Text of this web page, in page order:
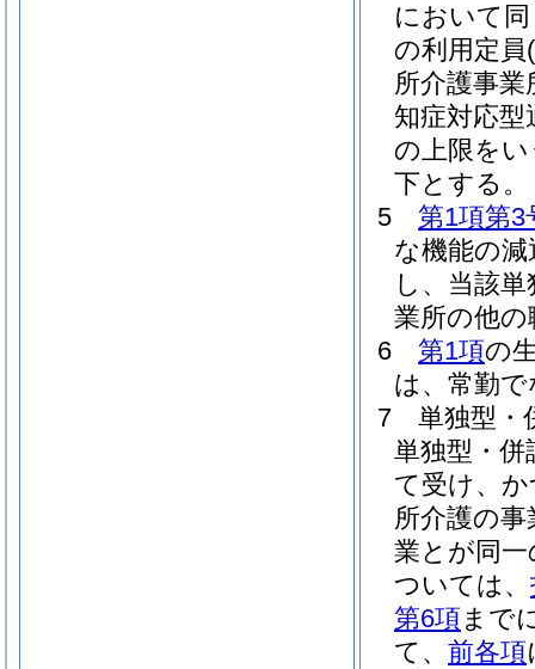
において
の利用定員
所介護事
知症対応
の上限をい
下とする。
5
第1項第3
な機能の
し、当該
業所の他
6
第1項の
は、常勤
7
単独型・
単独型・併
て受け、
所介護の
業とが同
ついては、
第6項 まで
て、 前各項